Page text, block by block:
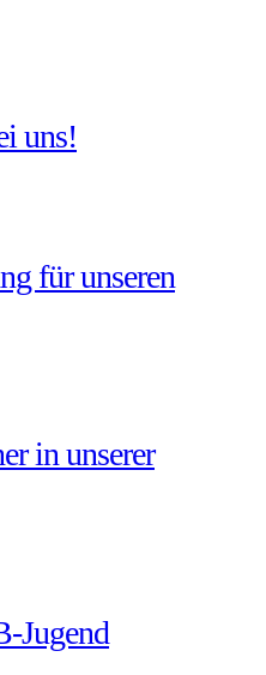
uns!
für unseren
in unserer
Jugend